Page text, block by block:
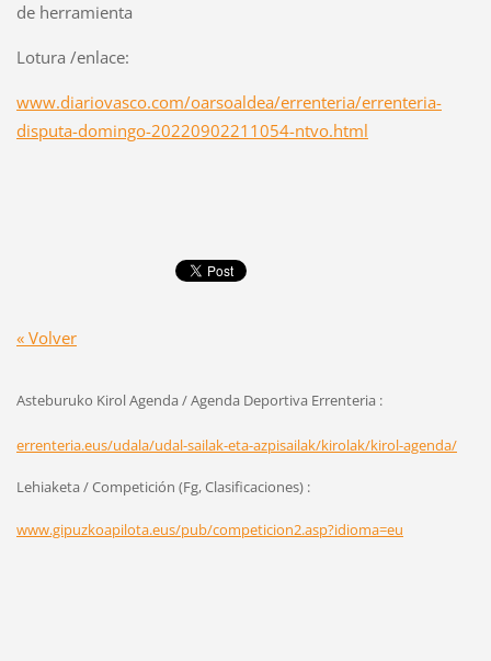
de herramienta
Lotura /enlace:
www.diariovasco.com/oarsoaldea/errenteria/errenteria-
disputa-domingo-20220902211054-ntvo.html
« Volver
Asteburuko Kirol Agenda / Agenda Deportiva Errenteria :
errenteria.eus/udala/udal-sailak-eta-azpisailak/kirolak/kirol-agenda/
Lehiaketa / Competición (Fg, Clasificaciones) :
www.gipuzkoapilota.eus/pub/competicion2.asp?idioma=eu